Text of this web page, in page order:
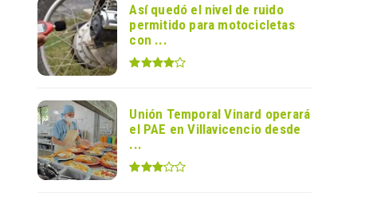
Así quedó el nivel de ruido
permitido para motocicletas
con ...
Unión Temporal Vinard operará
el PAE en Villavicencio desde
...